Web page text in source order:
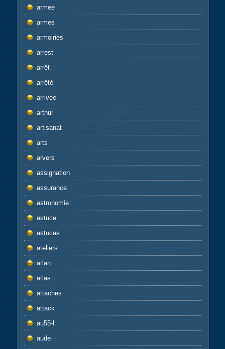
armee
armes
armoiries
arrest
arrêt
arrêté
arrivée
arthur
artisanat
arts
arvers
assignation
assurance
astronomie
astuce
astuces
ateliers
atlan
atlas
attaches
attack
au55-l
aude